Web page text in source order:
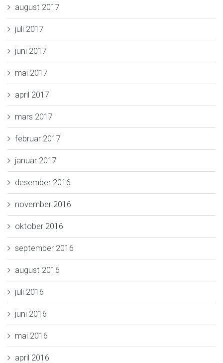
august 2017
juli 2017
juni 2017
mai 2017
april 2017
mars 2017
februar 2017
januar 2017
desember 2016
november 2016
oktober 2016
september 2016
august 2016
juli 2016
juni 2016
mai 2016
april 2016